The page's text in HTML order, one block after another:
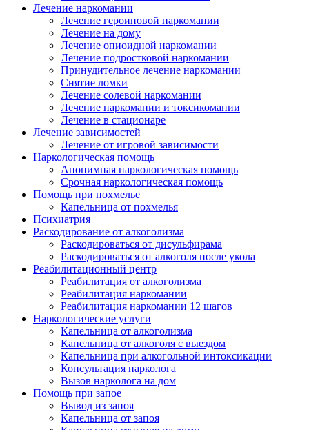
Лечение наркомании
Лечение героиновой наркомании
Лечение на дому
Лечение опиоидной наркомании
Лечение подростковой наркомании
Принудительное лечение наркомании
Снятие ломки
Лечение солевой наркомании
Лечение наркомании и токсикомании
Лечение в стационаре
Лечение зависимостей
Лечение от игровой зависимости
Наркологическая помощь
Анонимная наркологическая помощь
Срочная наркологическая помощь
Помощь при похмелье
Капельница от похмелья
Психиатрия
Раскодирование от алкоголизма
Раскодироваться от дисульфирама
Раскодироваться от алкоголя после укола
Реабилитационный центр
Реабилитация от алкоголизма
Реабилитация наркомании
Реабилитация наркомании 12 шагов
Наркологические услуги
Капельница от алкоголизма
Капельница от алкоголя с выездом
Капельница при алкогольной интоксикации
Консультация нарколога
Вызов нарколога на дом
Помощь при запое
Вывод из запоя
Капельница от запоя